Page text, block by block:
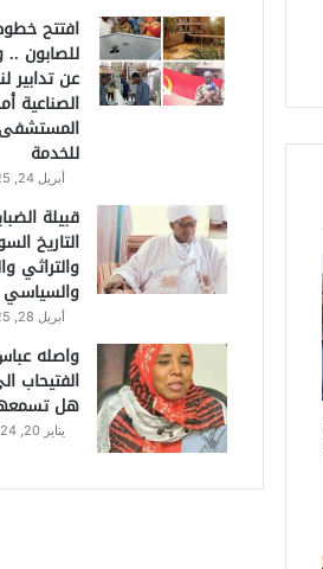
افتتح
للصابون
عن تدابير
الصناعية
المستشفى
للخدمة
أبريل 24, 2025
قبيلة
التاريخ
والتراثي
والسياسي
أبريل 28, 2025
واصله
الفتيحاب
هل
يناير 20, 2024